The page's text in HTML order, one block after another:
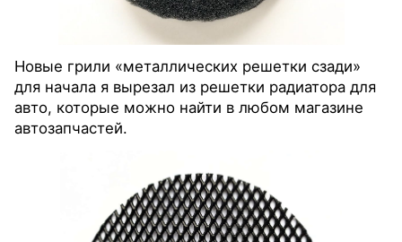
Новые грили «металлических решетки сзади»
для начала я вырезал из решетки радиатора для
авто, которые можно найти в любом магазине
автозапчастей.